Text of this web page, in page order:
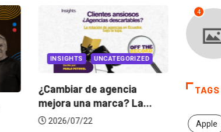
INSIGHTS UNCATEGORIZED
¿Cambiar de agencia
mejora una marca? La...
2026/07/22
de
4
TAGS
Apple